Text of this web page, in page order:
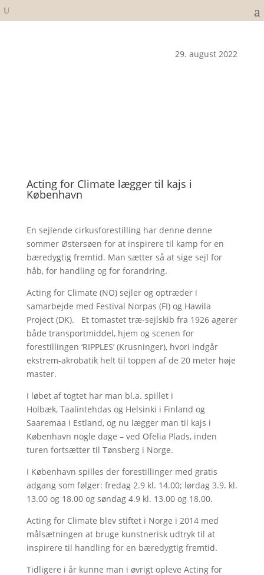
29. august 2022
Acting for Climate lægger til kajs i
København
En sejlende cirkusforestilling har denne denne
sommer Østersøen for at inspirere til kamp for en
bæredygtig fremtid. Man sætter så at sige sejl for
håb, for handling og for forandring.
Acting for Climate (NO) sejler og optræder i
samarbejde med Festival Norpas (FI) og Hawila
Project (DK). Et tomastet træ-sejlskib fra 1926 agerer
både transportmiddel, hjem og scenen for
forestillingen ‘RIPPLES’ (Krusninger), hvori indgår
ekstrem-akrobatik helt til toppen af de 20 meter høje
master.
I løbet af togtet har man bl.a. spillet i
Holbæk, Taalintehdas og Helsinki i Finland og
Saaremaa i Estland, og nu lægger man til kajs i
København nogle dage – ved Ofelia Plads, inden
turen fortsætter til Tønsberg i Norge.
I København spilles der forestillinger med gratis
adgang som følger: fredag 2.9 kl. 14.00; lørdag 3.9. kl.
13.00 og 18.00 og søndag 4.9 kl. 13.00 og 18.00.
Acting for Climate blev stiftet i Norge i 2014 med
målsætningen at bruge kunstnerisk udtryk til at
inspirere til handling for en bæredygtig fremtid.
Tidligere i år kunne man i øvrigt opleve Acting for